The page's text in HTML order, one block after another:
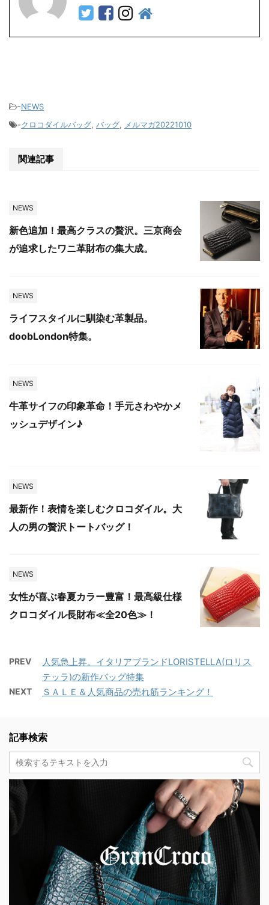
-NEWS
-クロコダイルバッグ, バッグ, メルマガ20221010
関連記事
NEWS
新色追加！最高クラスの贅沢。三京商会
が追求したワニ革財布の集大成。
NEWS
ライフスタイルに馴染む革製品。
doobLondon特集。
NEWS
牛革サイフの印象革命！手元さわやかメ
ッシュデザイン♪
NEWS
最新作！表情を楽しむクロコダイル。大
人の男の贅沢トートバッグ！
NEWS
女性が喜ぶ春夏カラー豊富！最高級仕様
クロコダイル長財布≪全20色≫！
PREV
人気急上昇。イタリアブランドLORISTELLA(ロリス
テッラ)の新作バッグ特集
NEXT ＳＡＬＥ＆人気商品の売れ筋ランキング！
記事検索